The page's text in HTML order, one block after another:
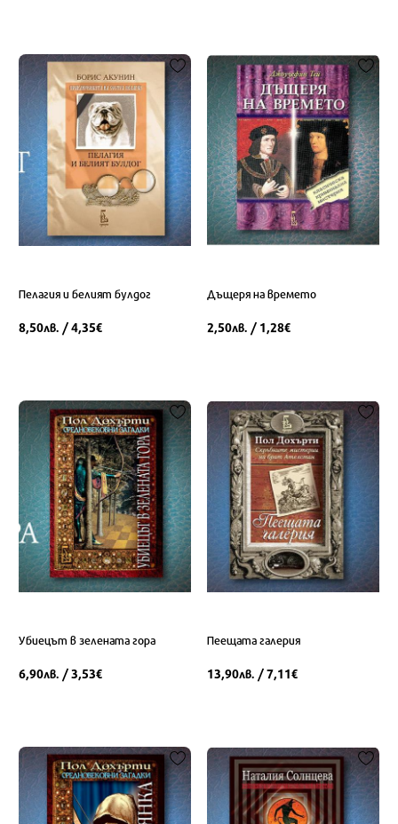
Пелагия и белият булдог
8,50лв. / 4,35€
Дъщеря на времето
2,50лв. / 1,28€
Убиецът в зелената гора
6,90лв. / 3,53€
Пеещата галерия
13,90лв. / 7,11€